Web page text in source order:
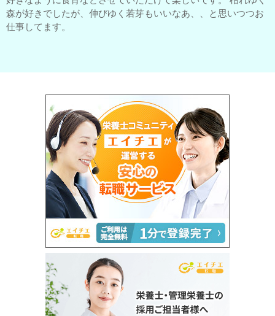
森が好きでしたが、伸びゆく若芽もいいなあ、、と思いつつお
仕事してます。